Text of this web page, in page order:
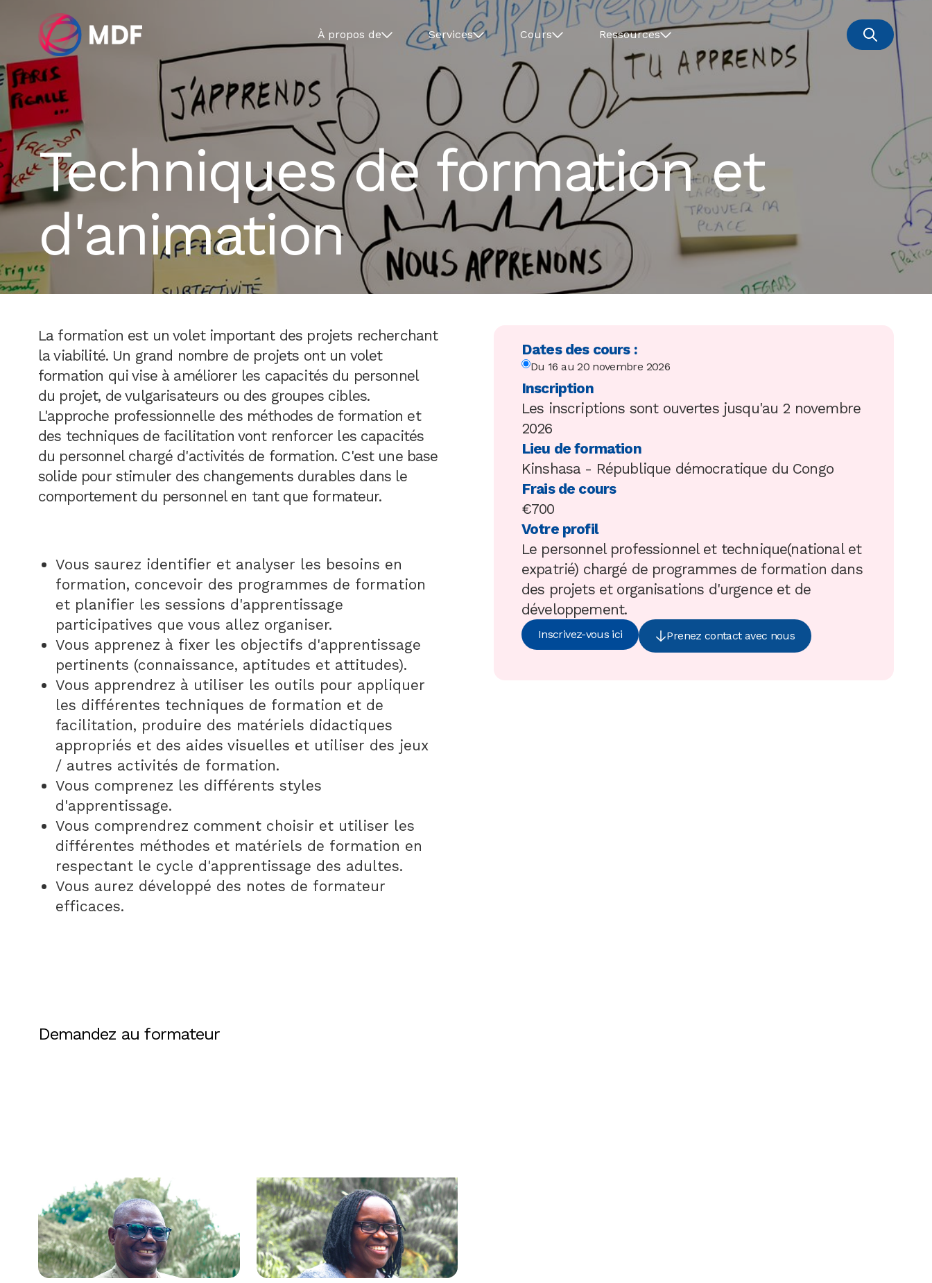
À propos de Services Cours Ressources
Techniques de formation et
d'animation
La formation est un volet important des projets recherchant
la viabilité. Un grand nombre de projets ont un volet
formation qui vise à améliorer les capacités du personnel
du projet, de vulgarisateurs ou des groupes cibles.
L'approche professionnelle des méthodes de formation et
des techniques de facilitation vont renforcer les capacités
du personnel chargé d'activités de formation. C'est une base
solide pour stimuler des changements durables dans le
comportement du personnel en tant que formateur.
Vous saurez identifier et analyser les besoins en
formation, concevoir des programmes de formation
et planifier les sessions d'apprentissage
participatives que vous allez organiser.
Vous apprenez à fixer les objectifs d'apprentissage
pertinents (connaissance, aptitudes et attitudes).
Vous apprendrez à utiliser les outils pour appliquer
les différentes techniques de formation et de
facilitation, produire des matériels didactiques
appropriés et des aides visuelles et utiliser des jeux
/ autres activités de formation.
Vous comprenez les différents styles
d'apprentissage.
Vous comprendrez comment choisir et utiliser les
différentes méthodes et matériels de formation en
respectant le cycle d'apprentissage des adultes.
Vous aurez développé des notes de formateur
efficaces.
Dates des cours :
Du 16 au 20 novembre 2026
Inscription
Les inscriptions sont ouvertes jusqu'au 2 novembre
2026
Lieu de formation
Kinshasa - République démocratique du Congo
Frais de cours
€700
Votre profil
Le personnel professionnel et technique(national et
expatrié) chargé de programmes de formation dans
des projets et organisations d'urgence et de
développement.
Inscrivez-vous ici Prenez contact avec nous
Demandez au formateur